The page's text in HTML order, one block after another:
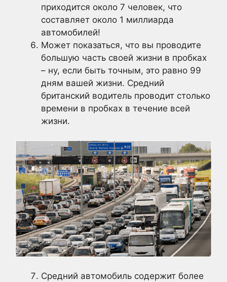
приходится около 7 человек, что
составляет около 1 миллиарда
автомобилей!
Может показаться, что вы проводите
большую часть своей жизни в пробках
– ну, если быть точным, это равно 99
дням вашей жизни. Средний
британский водитель проводит столько
времени в пробках в течение всей
жизни.
Средний автомобиль содержит более